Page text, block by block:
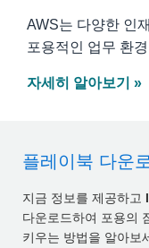
AWS는 다양한 인
포용적인 업무 환
자세히 알아보기 »
플레이북 다운
지금 정보를 제공하고
다운로드하여 포용의
키우는 방법을 알아보